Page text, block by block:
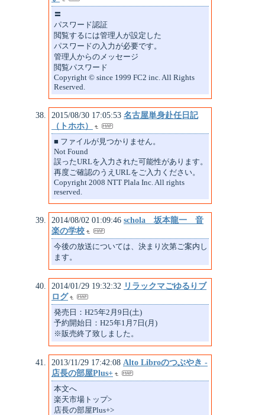
〓
パスワード認証
閲覧するには管理人が設定した
パスワードの入力が必要です。
管理人からのメッセージ
閲覧パスワード
Copyright © since 1999 FC2 inc. All Rights
Reserved.
2015/08/30 17:05:53 名古屋単身赴任日記
（トホホ）
■ ファイルが見つかりません。
Not Found
誤ったURLを入力された可能性があります。
再度ご確認のうえURLをご入力ください。
Copyright 2008 NTT Plala Inc. All rights
reserved.
2014/08/02 01:09:46 schola 坂本龍一 音
楽の学校
今後の放送については、決まり次第ご案内し
ます。
2014/01/29 19:32:32 リラックマごゆるりブ
ログ
発売日：H25年2月9日(土)
予約開始日：H25年1月7日(月)
※販売終了致しました。
2013/11/29 17:42:08 Alto Libroのつぶやき -
店長の部屋Plus+
本文へ
楽天市場トップ>
店長の部屋Plus+>